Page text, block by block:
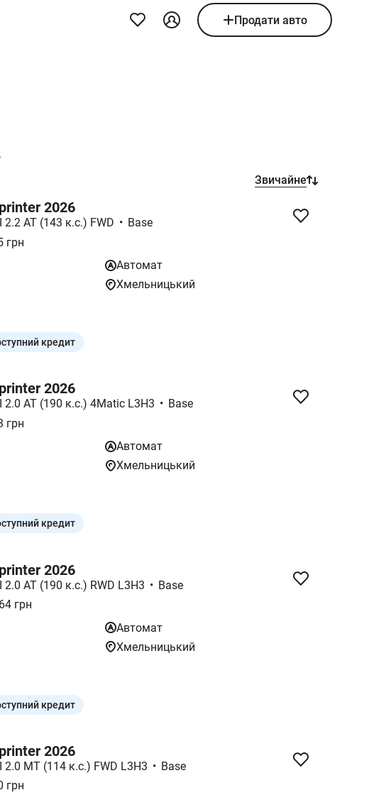
Продати авто
Звичайне
2026
2.2 AT (143 к.с.) FWD • Base
грн
Автомат
Хмельницький
кредит
2026
2.0 AT (190 к.с.) 4Matic L3H3 • Base
грн
Автомат
Хмельницький
кредит
2026
2.0 AT (190 к.с.) RWD L3H3 • Base
грн
Автомат
Хмельницький
кредит
2026
2.0 MT (114 к.с.) FWD L3H3 • Base
грн